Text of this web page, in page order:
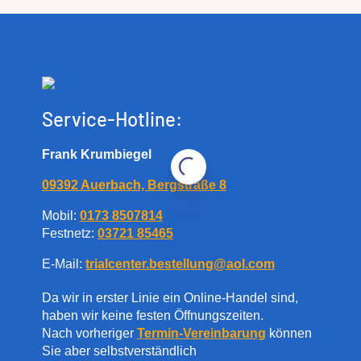
Service-Hotline:
Frank Krumbiegel
09392 Auerbach, Bergstraße 8
Mobil: 0173 8507814
Festnetz: 03721 85465
E-Mail: trialcenter.bestellung@aol.com
Da wir in erster Linie ein Online-Handel sind,
haben wir keine festen Öffnungszeiten.
Nach vorheriger Termin-Vereinbarung können
Sie aber selbstverständlich